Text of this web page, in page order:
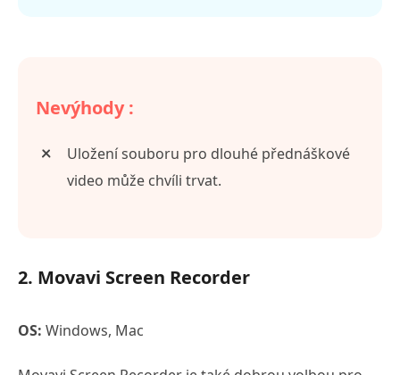
Nevýhody :
Uložení souboru pro dlouhé přednáškové
video může chvíli trvat.
2. Movavi Screen Recorder
OS: Windows, Mac